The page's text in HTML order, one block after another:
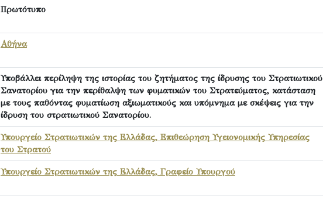
Πρωτότυπο
Αθήνα
Υποβάλλει περίληψη της ιστορίας του ζητήματος της ίδρυσης του Στρατιωτικού
Σανατορίου για την περίθαλψη των φυματικών του Στρατεύματος, κατάσταση
με τους παθόντας φυματίωση αξιωματικούς και υπόμνημα με σκέψεις για την
ίδρυση του στρατιωτικού Σανατορίου.
Υπουργείο Στρατιωτικών της Ελλάδας, Επιθεώρηση Υγειονομικής Υπηρεσίας
του Στρατού
Υπουργείο Στρατιωτικών της Ελλάδας, Γραφείο Υπουργού